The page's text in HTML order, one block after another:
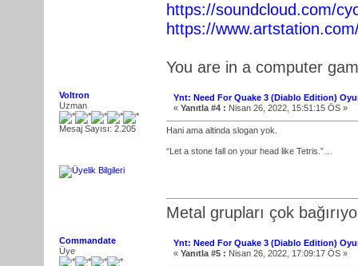
https://soundcloud.com/
https://
You are in a computer
Voltron
Uzman
Mesaj Sayısı: 2.205
Ynt: Need For Quake 3 (Diablo Edition)
« Yanıtla #4 : Nisan 26, 2022, 15:51:15 ÖS »
Hani ama altinda slogan yok.
“Let a stone fall on your head like Tetris.”…
Metal grupları çok
Commandate
Üye
Ynt: Need For Quake 3 (Diablo Edition)
« Yanıtla #5 : Nisan 26, 2022, 17:09:17 ÖS »